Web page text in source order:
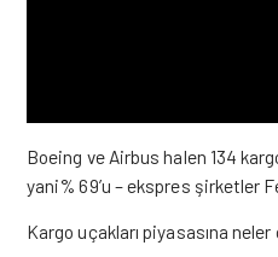
Boeing ve Airbus halen 134
yani% 69’u – ekspres şirketler
Kargo uçakları piyasasına neler